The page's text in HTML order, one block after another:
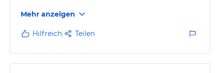
Der Pro-Kopf-Preis liegt im EZ und DZ preislich gleich,
was wir lobend hervorheben möchten.
Mehr anzeigen
Hilfreich Teilen